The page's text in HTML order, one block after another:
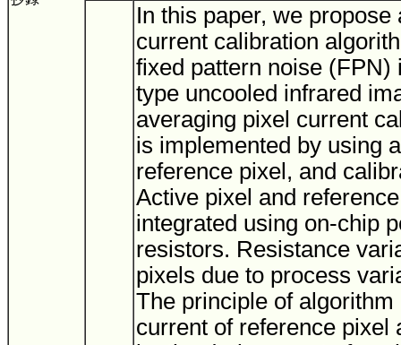
In this paper, we
current calibration
fixed pattern noise (FPN)
type uncooled infrared
averaging pixel current
is implemented by using
reference pixel, and
Active pixel and
integrated using on-chip
resistors. Resistance
pixels due to process
The principle of
current of reference pixel